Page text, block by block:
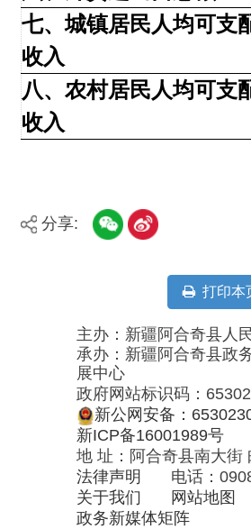
分享:
展中心
政府网站标识码：
新公网安备：
地 址：阿合奇县南大街 邮
电话：0908-
政务新媒体矩阵
阿合奇县网信办监督电话：
5620663